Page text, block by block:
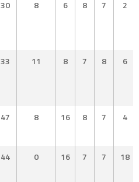
30 8 6 8 7 2
33 11 8 7 8 6
47 8 16 8 7 4
44 0 16 7 7 18